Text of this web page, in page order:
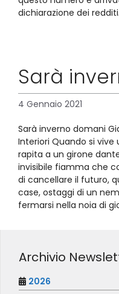
dichiarazione dei
Sarà
4 Gennaio 2021
Sarà inverno domani
Interiori Quando si
rapita a un girone
invisibile fiamma che
di cancellare il futuro,
case, ostaggi di un
fermarsi nella noia di
Archivio
2026